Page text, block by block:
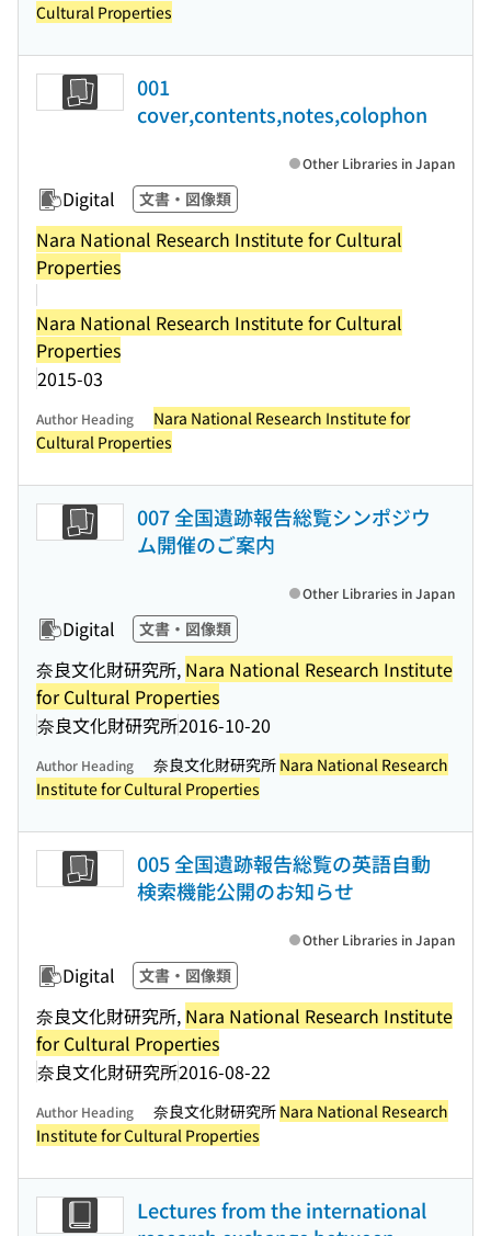
Cultural Properties
001
cover,contents,notes,colophon
Digital 文書・図像類
Nara National Research Institute for Cultural
Properties
Nara National Research Institute for Cultural
Properties
2015-03
Other Libraries in Japan
Author Heading
Nara National Research Institute for
Cultural Properties
007 全国遺跡報告総覧シンポジウ
ム開催のご案内
Digital 文書・図像類
奈良文化財研究所, Nara National Research Institute
for Cultural Properties
奈良文化財研究所2016-10-20
Other Libraries in Japan
Author Heading 奈良文化財研究所 Nara National Research
Institute for Cultural Properties
005 全国遺跡報告総覧の英語自動
検索機能公開のお知らせ
Digital 文書・図像類
奈良文化財研究所, Nara National Research Institute
for Cultural Properties
奈良文化財研究所2016-08-22
Other Libraries in Japan
Author Heading 奈良文化財研究所 Nara National Research
Institute for Cultural Properties
Lectures from the international